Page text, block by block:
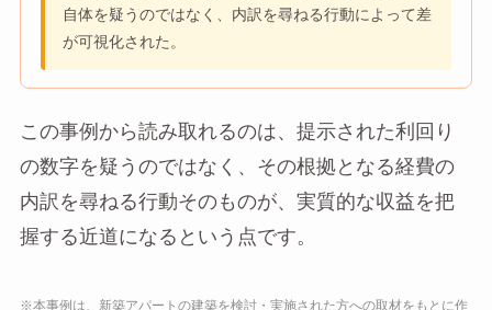
自体を疑うのではなく、内訳を尋ねる行動によって差
が可視化された。
この事例から読み取れるのは、提示された利回り
の数字を疑うのではなく、その根拠となる経費の
内訳を尋ねる行動そのものが、実質的な収益を把
握する近道になるという点です。
※本事例は、新築アパートの建築を検討・実施された方への取材をもとに作